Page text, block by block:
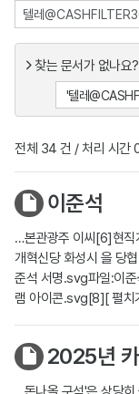
찾는 문서가 없나요
'텔레
전체 34 건 / 처리 시간
이준석
…본관광주 이씨[6]현직
개혁신당 화성시 을 당
준석 서명.svg파일:이
램 아이콘.svg[8][ 펼치
2025년